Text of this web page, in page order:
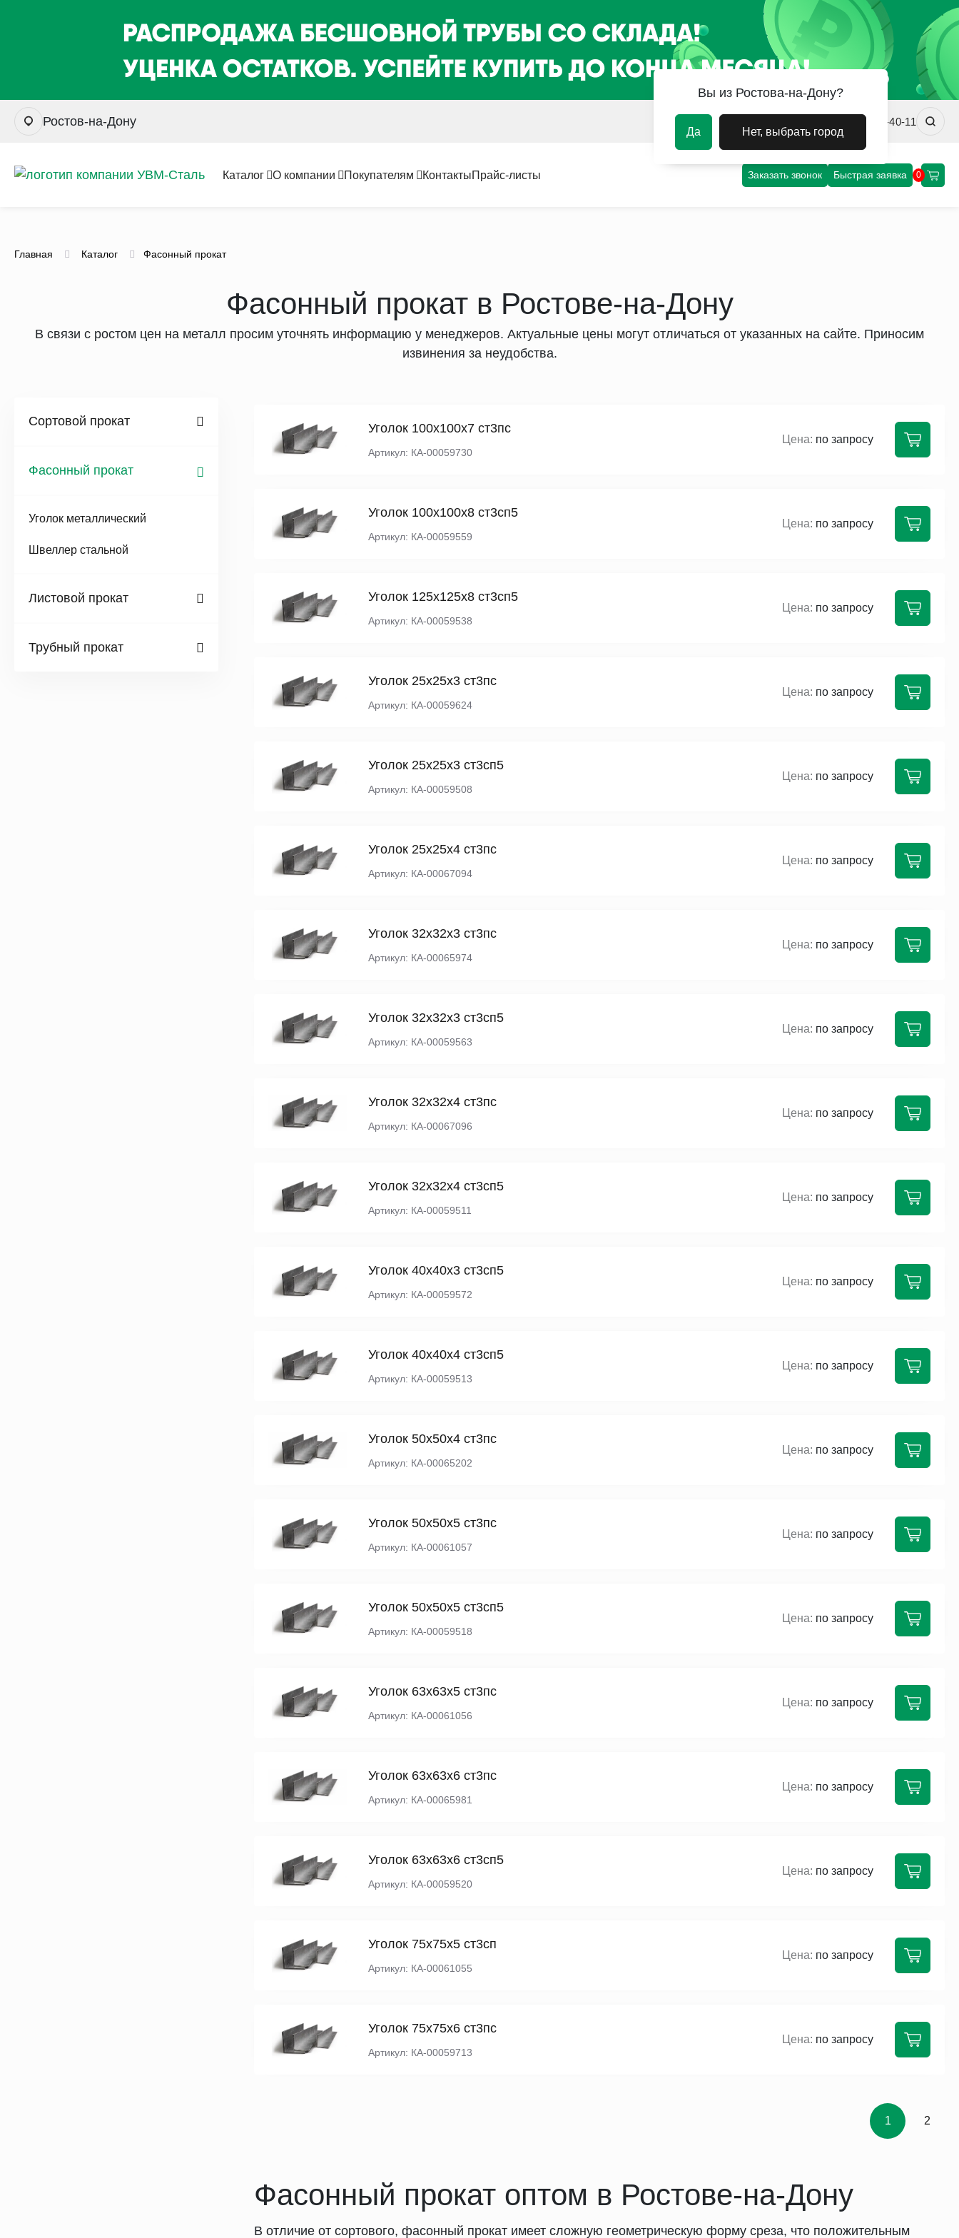
Ростов-на-Дону rostov@uvm-steel.ru +7 (863) 322-40-11
Каталог О компании Покупателям КонтактыПрайс-листы Заказать звонок Быстрая заявка 0
Главная Каталог Фасонный прокат
Фасонный прокат в Ростове-на-Дону
В связи с ростом цен на металл просим уточнять информацию у менеджеров. Актуальные цены могут отличаться от указанных на сайте. Приносим
извинения за неудобства.
Сортовой прокат
Фасонный прокат
Уголок металлический
Швеллер стальной
Листовой прокат
Трубный прокат
Уголок 100х100х7 ст3пс
Артикул: КА-00059730
по запросу
Уголок 100х100х8 ст3сп5
Артикул: КА-00059559
по запросу
Уголок 125х125х8 ст3сп5
Артикул: КА-00059538
по запросу
Уголок 25х25х3 ст3пс
Артикул: КА-00059624
по запросу
Уголок 25х25х3 ст3сп5
Артикул: КА-00059508
по запросу
Уголок 25х25х4 ст3пс
Артикул: КА-00067094
по запросу
Уголок 32х32х3 ст3пс
Артикул: КА-00065974
по запросу
Уголок 32х32х3 ст3сп5
Артикул: КА-00059563
по запросу
Уголок 32х32х4 ст3пс
Артикул: КА-00067096
по запросу
Уголок 32х32х4 ст3сп5
Артикул: КА-00059511
по запросу
Уголок 40х40х3 ст3сп5
Артикул: КА-00059572
по запросу
Уголок 40х40х4 ст3сп5
Артикул: КА-00059513
по запросу
Уголок 50х50х4 ст3пс
Артикул: КА-00065202
по запросу
Уголок 50х50х5 ст3пс
Артикул: КА-00061057
по запросу
Уголок 50х50х5 ст3сп5
Артикул: КА-00059518
по запросу
Уголок 63х63х5 ст3пс
Артикул: КА-00061056
по запросу
Уголок 63х63х6 ст3пс
Артикул: КА-00065981
по запросу
Уголок 63х63х6 ст3сп5
Артикул: КА-00059520
по запросу
Уголок 75х75х5 ст3сп
Артикул: КА-00061055
по запросу
Уголок 75х75х6 ст3пс
Артикул: КА-00059713
по запросу
1 2
Фасонный прокат оптом в Ростове-на-Дону
В отличие от сортового, фасонный прокат имеет сложную геометрическую форму среза, что положительным
Вы из Ростова-на-Дону?
Да Нет, выбрать город